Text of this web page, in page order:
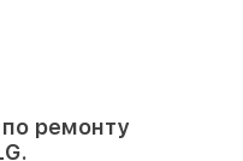
ремонту